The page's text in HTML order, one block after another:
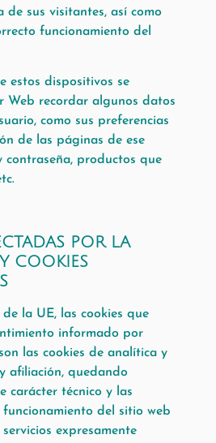
de sus visitantes, así como
funcionamiento del
estos dispositivos se
Web recordar algunos datos
como sus preferencias
de las páginas de ese
contraseña, productos que
POR LA
COOKIES
la UE, las cookies que
informado por
las cookies de analítica y
afiliación, quedando
carácter técnico y las
funcionamiento del sitio web
expresamente